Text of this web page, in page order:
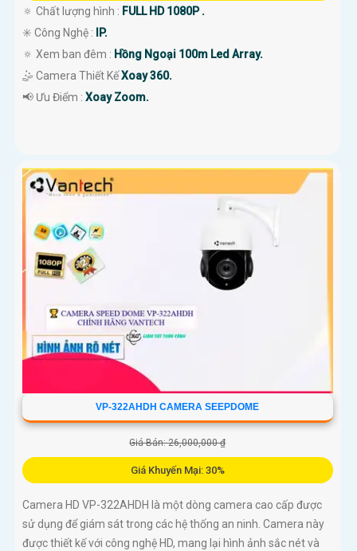
🔅 Chất lượng hình : FULL HD 1080P .
✳️ Công Nghệ :
IP.
🔅 Xem ban đêm : Hồng Ngoại 100m Led Array.
🤹 Camera Thiết KếXoay 360.
️📢 Ưu Điểm : Xoay Zoom.
VP-322AHDH CAMERA SEEPDOME
Giá Bán: 26,000,000 ₫
Giá Khuyến Mại: 30%
Camera HD VP-322AHDH là một dòng camera cao cấp được
sử dụng để giám sát trong các hệ thống an ninh. Camera này
được thiết kế với công nghệ HD, mang lại hình ảnh sắc nét và